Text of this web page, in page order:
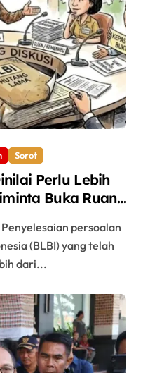
Sorot
Perlu Lebih
Buka Ruang
(BLBI) yang telah
dari...